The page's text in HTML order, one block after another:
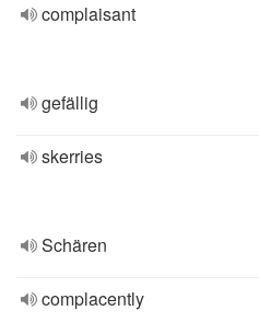
complaisant
gefällig
skerries
Schären
complacently